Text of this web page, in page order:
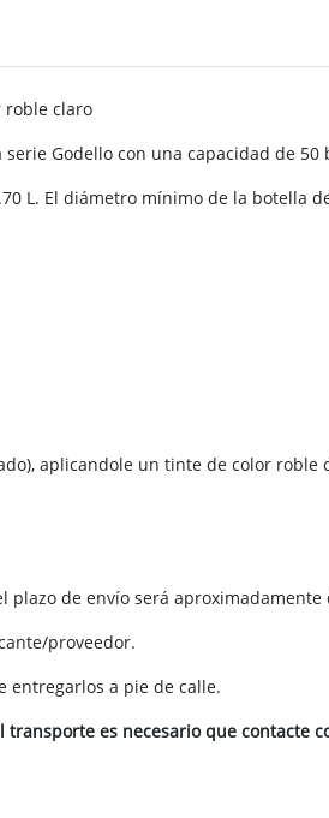
roble claro
Godello con una capacidad de 50
L. El diámetro mínimo de la botella
aplicandole un tinte de color roble
de envío será
proveedor.
entregarlos a pie de calle.
es necesario que contacte